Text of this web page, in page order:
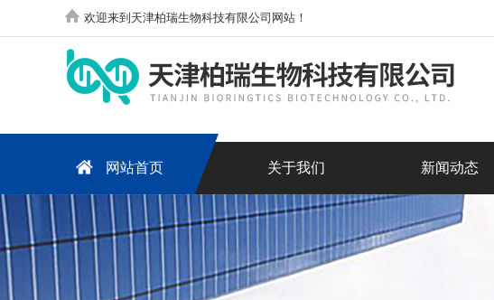
欢迎来到天津柏瑞生物科技有限公司网站！
网站首页 关于我们 新闻动态